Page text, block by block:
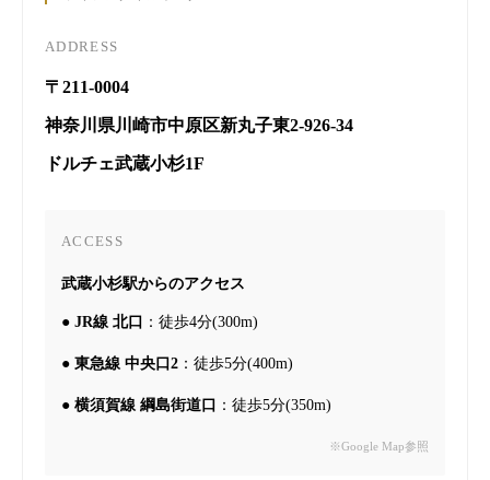
ADDRESS
〒211-0004
神奈川県川崎市中原区新丸子東2-926-34
ドルチェ武蔵小杉1F
ACCESS
武蔵小杉駅からのアクセス
● JR線 北口 ：徒歩4分(300m)
● 東急線 中央口2 ：徒歩5分(400m)
● 横須賀線 綱島街道口 ：徒歩5分(350m)
※Google Map参照